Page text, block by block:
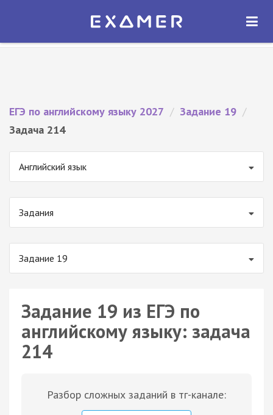
Экзамер — ЕГЭ 2027
ОТКРЫТЬ
ЕГЭ по английскому языку 2027 / Задание 19 /
Задача 214
Английский язык
Задания
Задание 19
Задание 19 из ЕГЭ по
английскому языку: задача
214
Разбор сложных заданий в тг-канале: